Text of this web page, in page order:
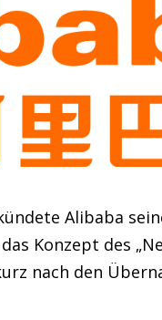
Alibaba
Konzept des
nach den